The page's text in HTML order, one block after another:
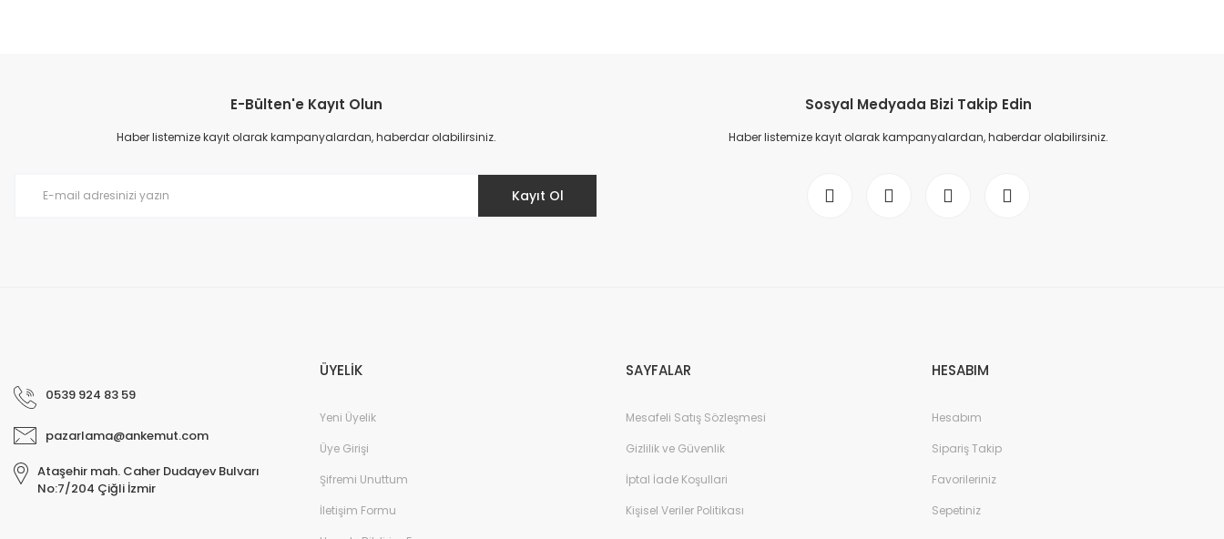
Ürün resmi kalitesiz, bozuk veya görüntülenemiyor.
Ürün açıklamasında eksik bilgiler bulunuyor.
E-Bülten'e Kayıt Olun
Haber listemize kayıt olarak kampanyalardan, haberdar olabilirsiniz.
Kayıt Ol
Sosyal Medyada Bizi Takip Edin
Haber listemize kayıt olarak kampanyalardan, haberdar olabilirsiniz.
0539 924 83 59
pazarlama@ankemut.com
Ataşehir mah. Caher Dudayev Bulvarı
No:7/204 Çiğli İzmir
ÜYELİK
Yeni Üyelik
Üye Girişi
Şifremi Unuttum
İletişim Formu
SAYFALAR
Mesafeli Satış Sözleşmesi
Gizlilik ve Güvenlik
İptal İade Koşullari
Kişisel Veriler Politikası
HESABIM
Hesabım
Sipariş Takip
Favorileriniz
Sepetiniz